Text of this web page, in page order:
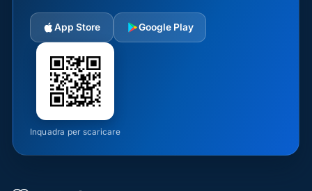
App Store Google Play
Inquadra per scaricare